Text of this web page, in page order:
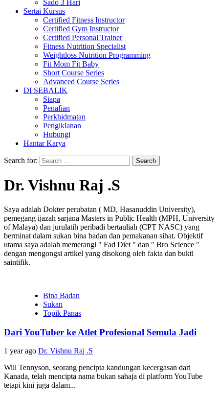
Sado 3 Hari
Sertai Kursus
Certified Fitness Instructor
Certified Gym Instructor
Certified Personal Trainer
Fitness Nutrition Specialist
Weightloss Nutrition Programming
Fit Mom Fit Baby
Short Course Series
Advanced Course Series
DI SEBALIK
Siapa
Penafian
Perkhidmatan
Pengiklanan
Hubungi
Hantar Karya
Search for:
Dr. Vishnu Raj .S
Saya adalah Dokter perubatan ( MD, Hasanuddin University),
pemegang ijazah sarjana Masters in Public Health (MPH, University
of Malaya) dan jurulatih peribadi bertauliah (CPT NASC) yang
berminat dalam sukan bina badan dan pemakanan sihat. Objektif
utama saya adalah memerangi " Fad Diet " dan " Bro Science "
dengan mengongsi artikel yang disokong oleh fakta dan bukti
saintifik.
Bina Badan
Sukan
Topik Panas
Dari YouTuber ke Atlet Profesional Semula Jadi
1 year ago Dr. Vishnu Raj .S
Will Tennyson, seorang pencipta kandungan kecergasan dari
Kanada, telah mencipta nama bukan sahaja di platform YouTube
tetapi kini juga dalam...